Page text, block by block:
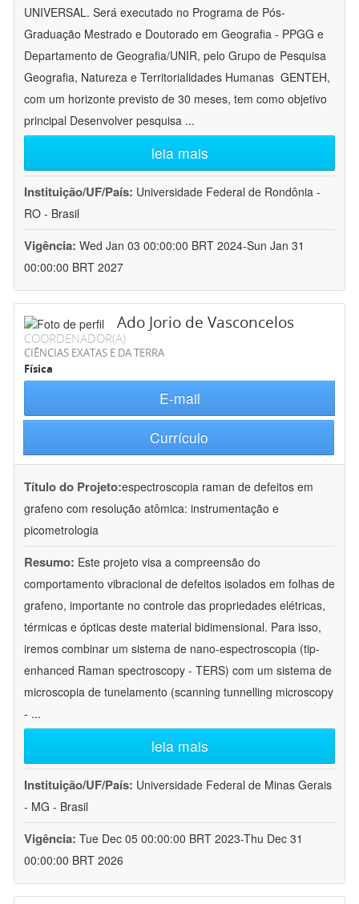
UNIVERSAL. Será executado no Programa de Pós-
Graduação Mestrado e Doutorado em Geografia - PPGG e
Departamento de Geografia/UNIR, pelo Grupo de Pesquisa
Geografia, Natureza e Territorialidades Humanas  GENTEH,
com um horizonte previsto de 30 meses, tem como objetivo
principal Desenvolver pesquisa ...
leia mais
Instituição/UF/País: Universidade Federal de Rondônia -
RO - Brasil
Vigência: Wed Jan 03 00:00:00 BRT 2024-Sun Jan 31
00:00:00 BRT 2027
Ado Jorio de Vasconcelos
COORDENADOR(A)
CIÊNCIAS EXATAS E DA TERRA
Física
E-mail
Currículo
Título do Projeto:espectroscopia raman de defeitos em
grafeno com resolução atômica: instrumentação e
picometrologia
Resumo: Este projeto visa a compreensão do
comportamento vibracional de defeitos isolados em folhas de
grafeno, importante no controle das propriedades elétricas,
térmicas e ópticas deste material bidimensional. Para isso,
iremos combinar um sistema de nano-espectroscopia (tip-
enhanced Raman spectroscopy - TERS) com um sistema de
microscopia de tunelamento (scanning tunnelling microscopy
- ...
leia mais
Instituição/UF/País: Universidade Federal de Minas Gerais
- MG - Brasil
Vigência: Tue Dec 05 00:00:00 BRT 2023-Thu Dec 31
00:00:00 BRT 2026